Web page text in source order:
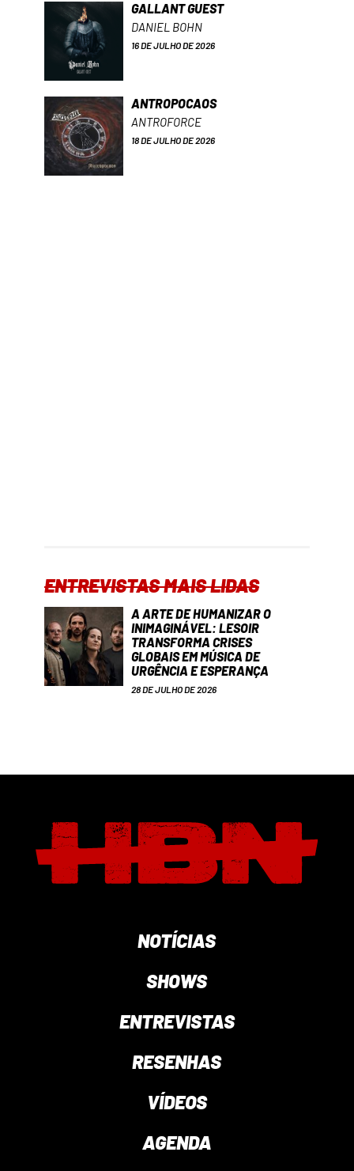
GALLANT GUEST
DANIEL BOHN
16 DE JULHO DE 2026
ANTROPOCAOS
ANTROFORCE
18 DE JULHO DE 2026
ENTREVISTAS MAIS LIDAS
A ARTE DE HUMANIZAR O
INIMAGINÁVEL: LESOIR
TRANSFORMA CRISES
GLOBAIS EM MÚSICA DE
URGÊNCIA E ESPERANÇA
28 DE JULHO DE 2026
NOTÍCIAS
SHOWS
ENTREVISTAS
RESENHAS
VÍDEOS
AGENDA